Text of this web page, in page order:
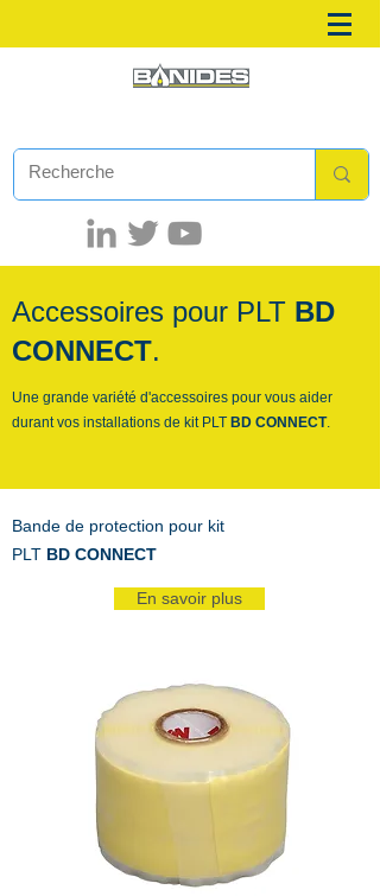
Accessoires pour PLT BD
CONNECT.
Une grande variété d'accessoires pour vous aider
durant vos installations de kit PLT BD CONNECT.
Bande de protection pour kit
PLT BD CONNECT
En savoir plus